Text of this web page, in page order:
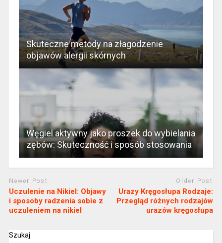
Skuteczne metody na złagodzenie
objawów alergii skórnych
Węgiel aktywny jako proszek do wybielania
zębów: Skuteczność i sposób stosowania
Newer Post
Uczulenie na Nikiel: Objawy
i sposoby radzenia sobie z
uczuleniem na nikiel
Older Post
Urazy Kręgosłupa Rodzaje:
Przegląd różnych rodzajów
urazów kręgosłupa
Szukaj